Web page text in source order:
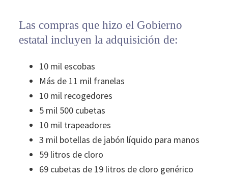
Las compras que hizo el Gobierno
estatal incluyen la adquisición de:
10 mil escobas
Más de 11 mil franelas
10 mil recogedores
5 mil 500 cubetas
10 mil trapeadores
3 mil botellas de jabón líquido para manos
59 litros de cloro
69 cubetas de 19 litros de cloro genérico